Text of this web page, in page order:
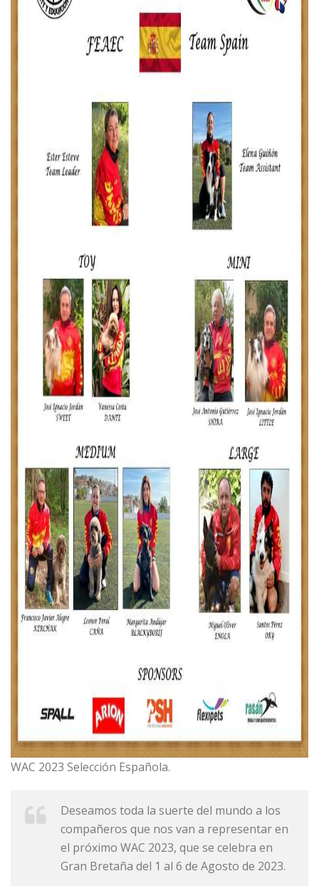
WAC 2023 Selección Española.
Deseamos toda la suerte del mundo a los
compañeros que nos van a representar en
el próximo WAC 2023, que se celebra en
Gran Bretaña del 1 al 6 de Agosto de 2023.